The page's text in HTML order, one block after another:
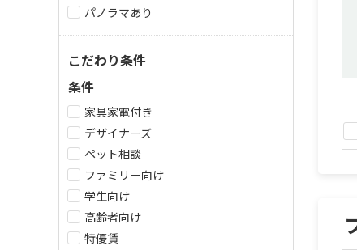
パノラマあり
こだわり条件
条件
家具家電付き
デザイナーズ
ペット相談
ファミリー向け
学生向け
高齢者向け
特優賃